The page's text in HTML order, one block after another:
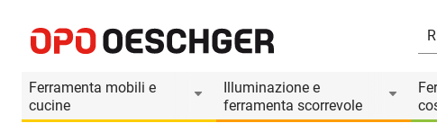
Ferramenta mobili e
cucine
Illuminazione e
ferramenta scorrevole
Informazioni prodotto
Accessori adatti